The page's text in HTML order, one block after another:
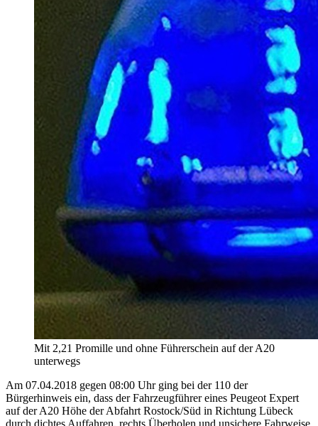
Mit 2,21 Promille und ohne Führerschein auf der A20
unterwegs
Am 07.04.2018 gegen 08:00 Uhr ging bei der 110 der
Bürgerhinweis ein, dass der Fahrzeugführer eines Peugeot Expert
auf der A20 Höhe der Abfahrt Rostock/Süd in Richtung Lübeck
durch dichtes Auffahren, rechts Überholen und unsichere Fahrweise